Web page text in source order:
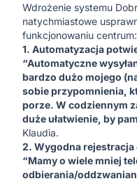
Wdrożenie systemu
natychmiastowe
funkcjonowaniu centrum:
1. Automatyzacja
“Automatyczne
bardzo dużo mojego
sobie przypomnienia,
porze. W codziennym
duże ułatwienie, by
Klaudia.
2. Wygodna rejestracja
“Mamy o wiele mniej
odbierania/